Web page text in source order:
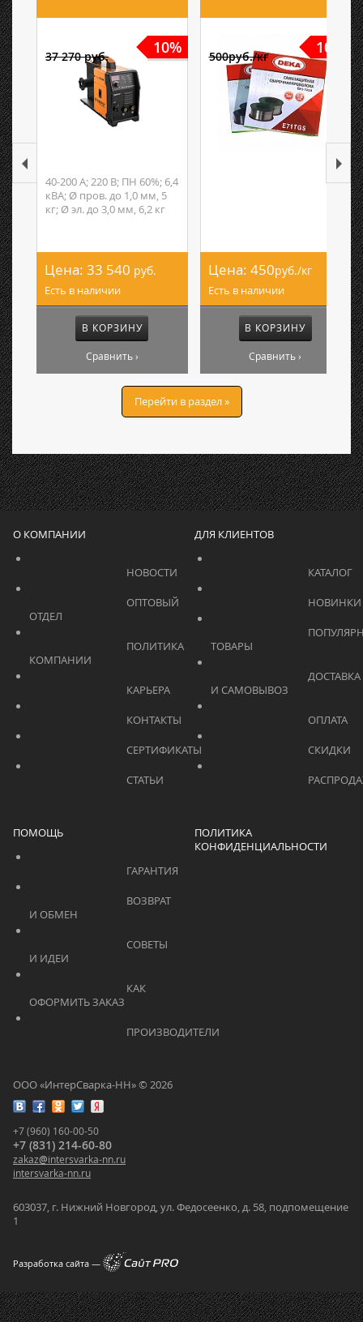
10%
37 270 руб.
40-200 А; 220 В; ПН 60%; 6,4
кВА; Ø пров. до 1,0 мм, 5
кг; Ø эл. до 3,0 мм, 6,2 кг
Цена: 33 540 руб.
Есть в наличии
В КОРЗИНУ
Сравнить ›
10%
500руб./кг
Цена: 450руб./кг
Есть в наличии
В КОРЗИНУ
Сравнить ›
Перейти в раздел »
ООО «ИнтерСварка-НН» © 2026
+7 (960) 160-00-50
+7 (831) 214-60-80
zakaz@intersvarka-nn.ru
intersvarka-nn.ru
603037, г. Нижний Новгород, ул. Федосеенко, д. 58, подпомещение
1
Разработка сайта —
О КОМПАНИИ
			    		КАРЬЕРА
ДЛЯ КЛИЕНТОВ
ПОМОЩЬ
ПОЛИТИКА
КОНФИДЕНЦИАЛЬНОСТИ